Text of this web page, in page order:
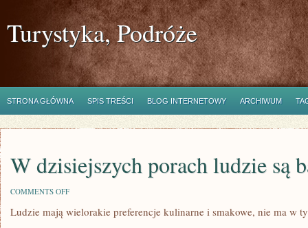
Turystyka, Podróże
STRONA GŁÓWNA SPIS TREŚCI BLOG INTERNETOWY ARCHIWUM
W dzisiejszych porach ludzie są
COMMENTS OFFON
DZISIEJSZYCH
Ludzie mają wielorakie preferencje kulinarne i smakowe, nie ma w